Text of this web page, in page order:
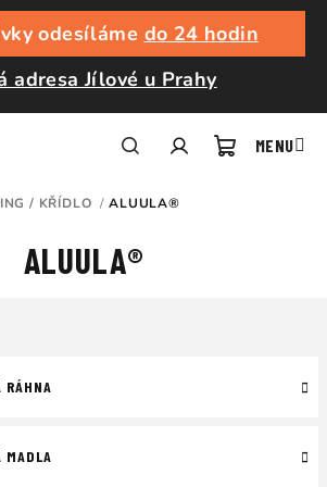
odesíláme do 24 hodin
adresa Jílové u Prahy
/ KŘÍDLO / ALUULA®
ALUULA®
RÁHNA
MADLA